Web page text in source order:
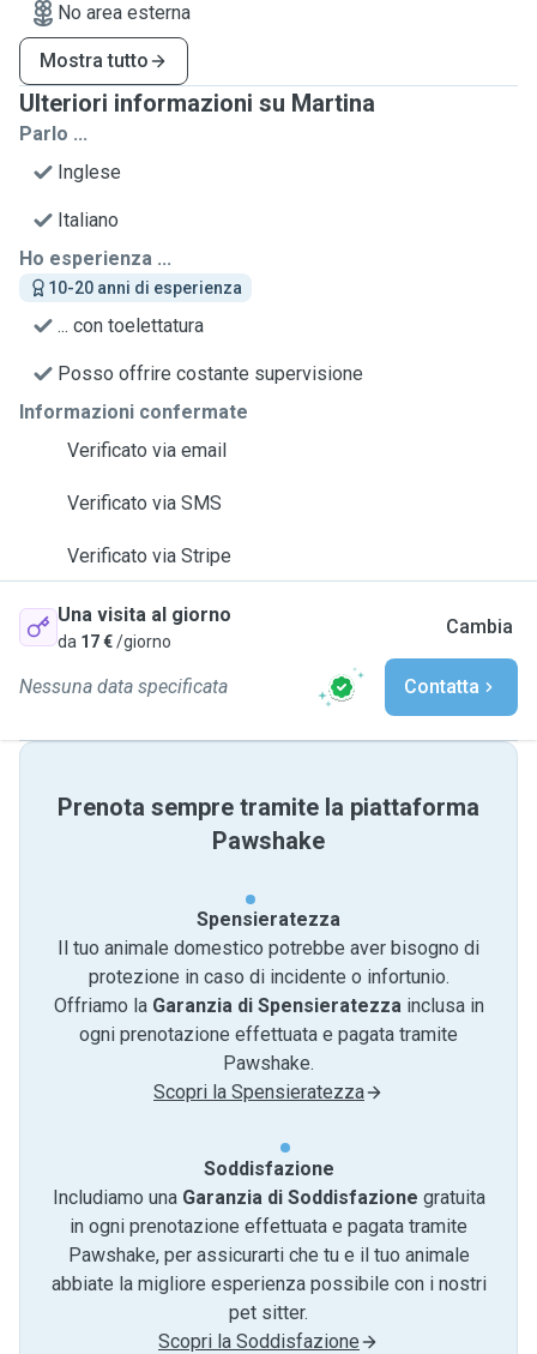
No area esterna
Mostra tutto
Ulteriori informazioni su Martina
Parlo ...
Inglese
Italiano
Ho esperienza ...
10-20 anni di esperienza
... con toelettatura
Posso offrire costante supervisione
Informazioni confermate
Verificato via email
Verificato via SMS
Verificato via Stripe
Una visita al giorno
da 17 €/giorno
Cambia
Nessuna data specificata Contatta
Prenota sempre tramite la piattaforma
Pawshake
Spensieratezza
Il tuo animale domestico potrebbe aver bisogno di
protezione in caso di incidente o infortunio.
Offriamo la Garanzia di Spensieratezzainclusa in
ogni prenotazione effettuata e pagata tramite
Pawshake.
Scopri la Spensieratezza
Soddisfazione
Includiamo una Garanzia di Soddisfazione gratuita
in ogni prenotazione effettuata e pagata tramite
Pawshake, per assicurarti che tu e il tuo animale
abbiate la migliore esperienza possibile con i nostri
pet sitter.
Scopri la Soddisfazione